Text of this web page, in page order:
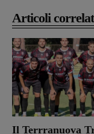
Articoli
Il Terrranuova